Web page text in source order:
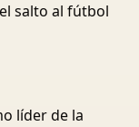
salto al fútbol
líder de la